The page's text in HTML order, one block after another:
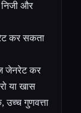
निजी और
कर सकता
जेनरेट कर
या खास
उच्च गुणवत्ता